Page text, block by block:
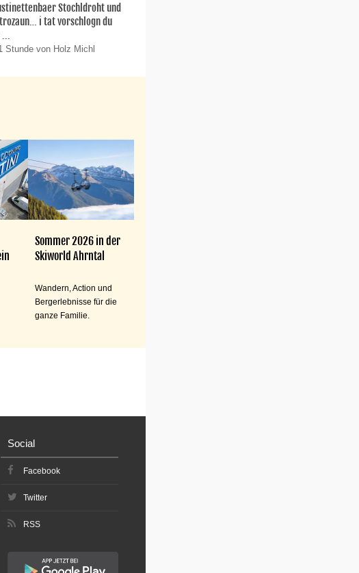
Stochldroht und
i tat vorschlogn du
...
Stunde von Holz Michl
Sommer 2026 in der
Skiworld Ahrntal
Wandern, Action und
Bergerlebnisse für die
ganze Familie.
Social
Facebook
Twitter
RSS